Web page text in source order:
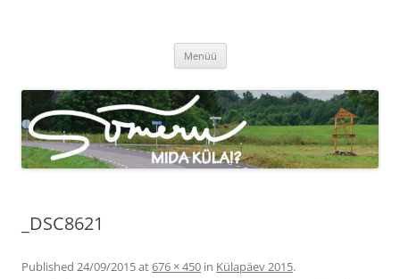
Menüü Liigu
juurde
_DSC8621
Published 24/09/2015at676 × 450 in Külapäev 2015.